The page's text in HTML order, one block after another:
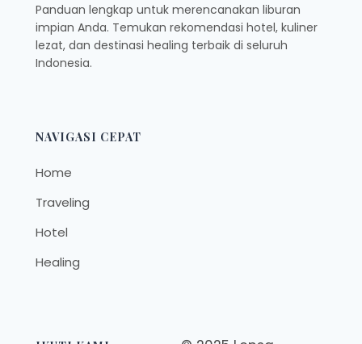
Panduan lengkap untuk merencanakan liburan
impian Anda. Temukan rekomendasi hotel, kuliner
lezat, dan destinasi healing terbaik di seluruh
Indonesia.
NAVIGASI CEPAT
Home
Traveling
Hotel
Healing